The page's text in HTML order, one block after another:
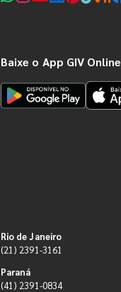
Baixe o App GIV Online
Rio de Janeiro
(21) 2391-3161
Paraná
(41) 2391-0834